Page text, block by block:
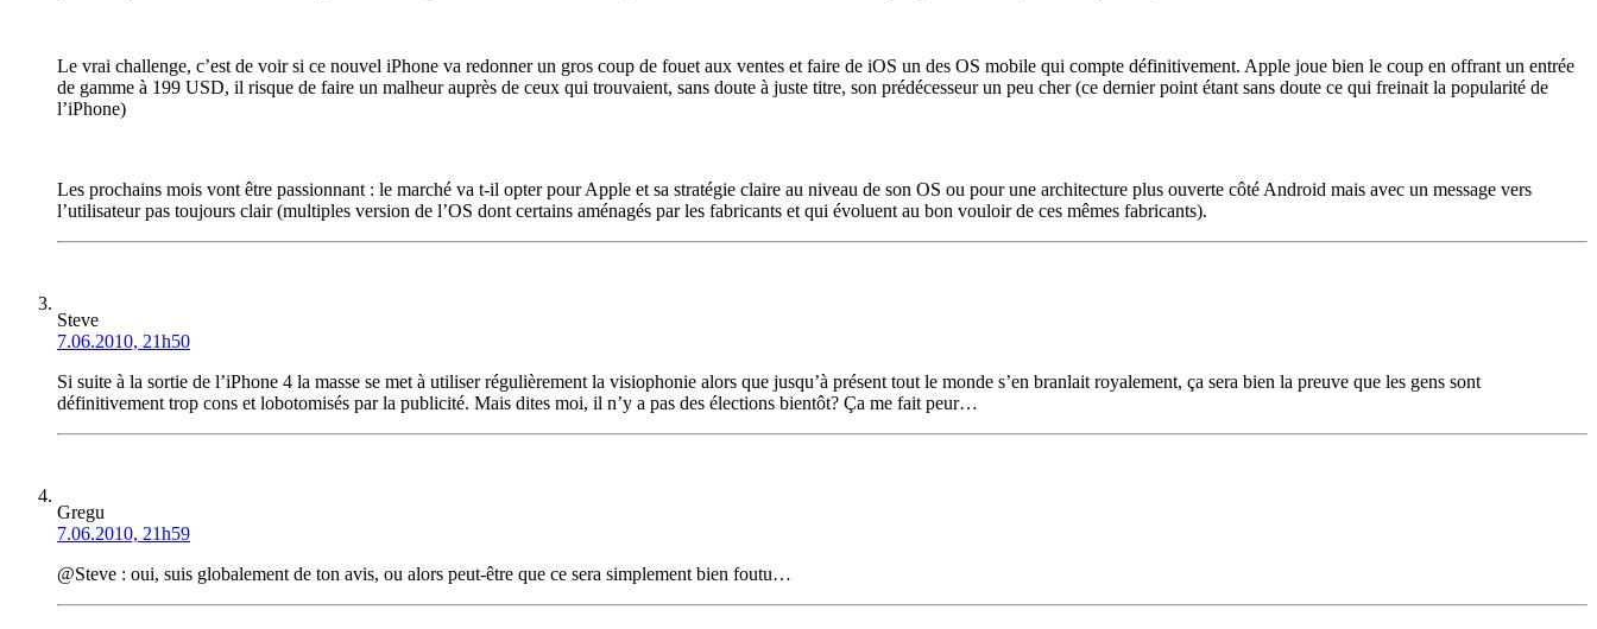
Le vrai challenge, c’est de voir si ce nouvel iPhone va redonner un gros coup de fouet aux ventes et faire de iOS un des OS mobile qui compte définitivement. Apple joue bien le coup en offrant un entrée
de gamme à 199 USD, il risque de faire un malheur auprès de ceux qui trouvaient, sans doute à juste titre, son prédécesseur un peu cher (ce dernier point étant sans doute ce qui freinait la popularité de
l’iPhone)
Les prochains mois vont être passionnant : le marché va t-il opter pour Apple et sa stratégie claire au niveau de son OS ou pour une architecture plus ouverte côté Android mais avec un message vers
l’utilisateur pas toujours clair (multiples version de l’OS dont certains aménagés par les fabricants et qui évoluent au bon vouloir de ces mêmes fabricants).
Steve
7.06.2010, 21h50
Si suite à la sortie de l’iPhone 4 la masse se met à utiliser régulièrement la visiophonie alors que jusqu’à présent tout le monde s’en branlait royalement, ça sera bien la preuve que les gens sont
définitivement trop cons et lobotomisés par la publicité. Mais dites moi, il n’y a pas des élections bientôt? Ça me fait peur…
Gregu
7.06.2010, 21h59
@Steve : oui, suis globalement de ton avis, ou alors peut-être que ce sera simplement bien foutu…